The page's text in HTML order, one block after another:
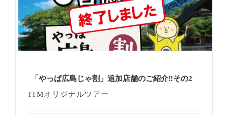
「やっぱ広島じゃ割」追加店舗のご紹介‼その2
ITMオリジナルツアー